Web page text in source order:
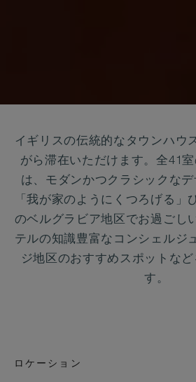
イギリスの伝統的なタウンハウ
がら滞在いただけます。全41
は、モダンかつクラシックなデ
「我が家のようにくつろげる」
のベルグラビア地区でお過ごし
テルの知識豊富なコンシェルジ
ジ地区のおすすめスポットな
す。
ロケーション